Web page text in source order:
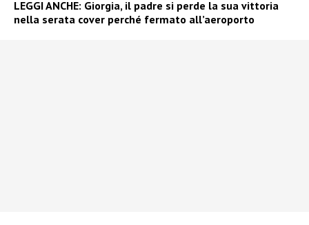
LEGGI ANCHE: Giorgia, il padre si perde la sua vittoria
nella serata cover perché fermato all’aeroporto